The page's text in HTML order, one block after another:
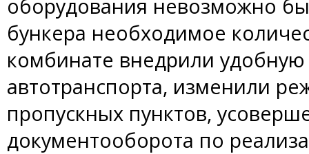
оборудования невозможно
бункера необходимое
комбинате внедрили
автотранспорта, изменили
пропускных пунктов,
документооборота по